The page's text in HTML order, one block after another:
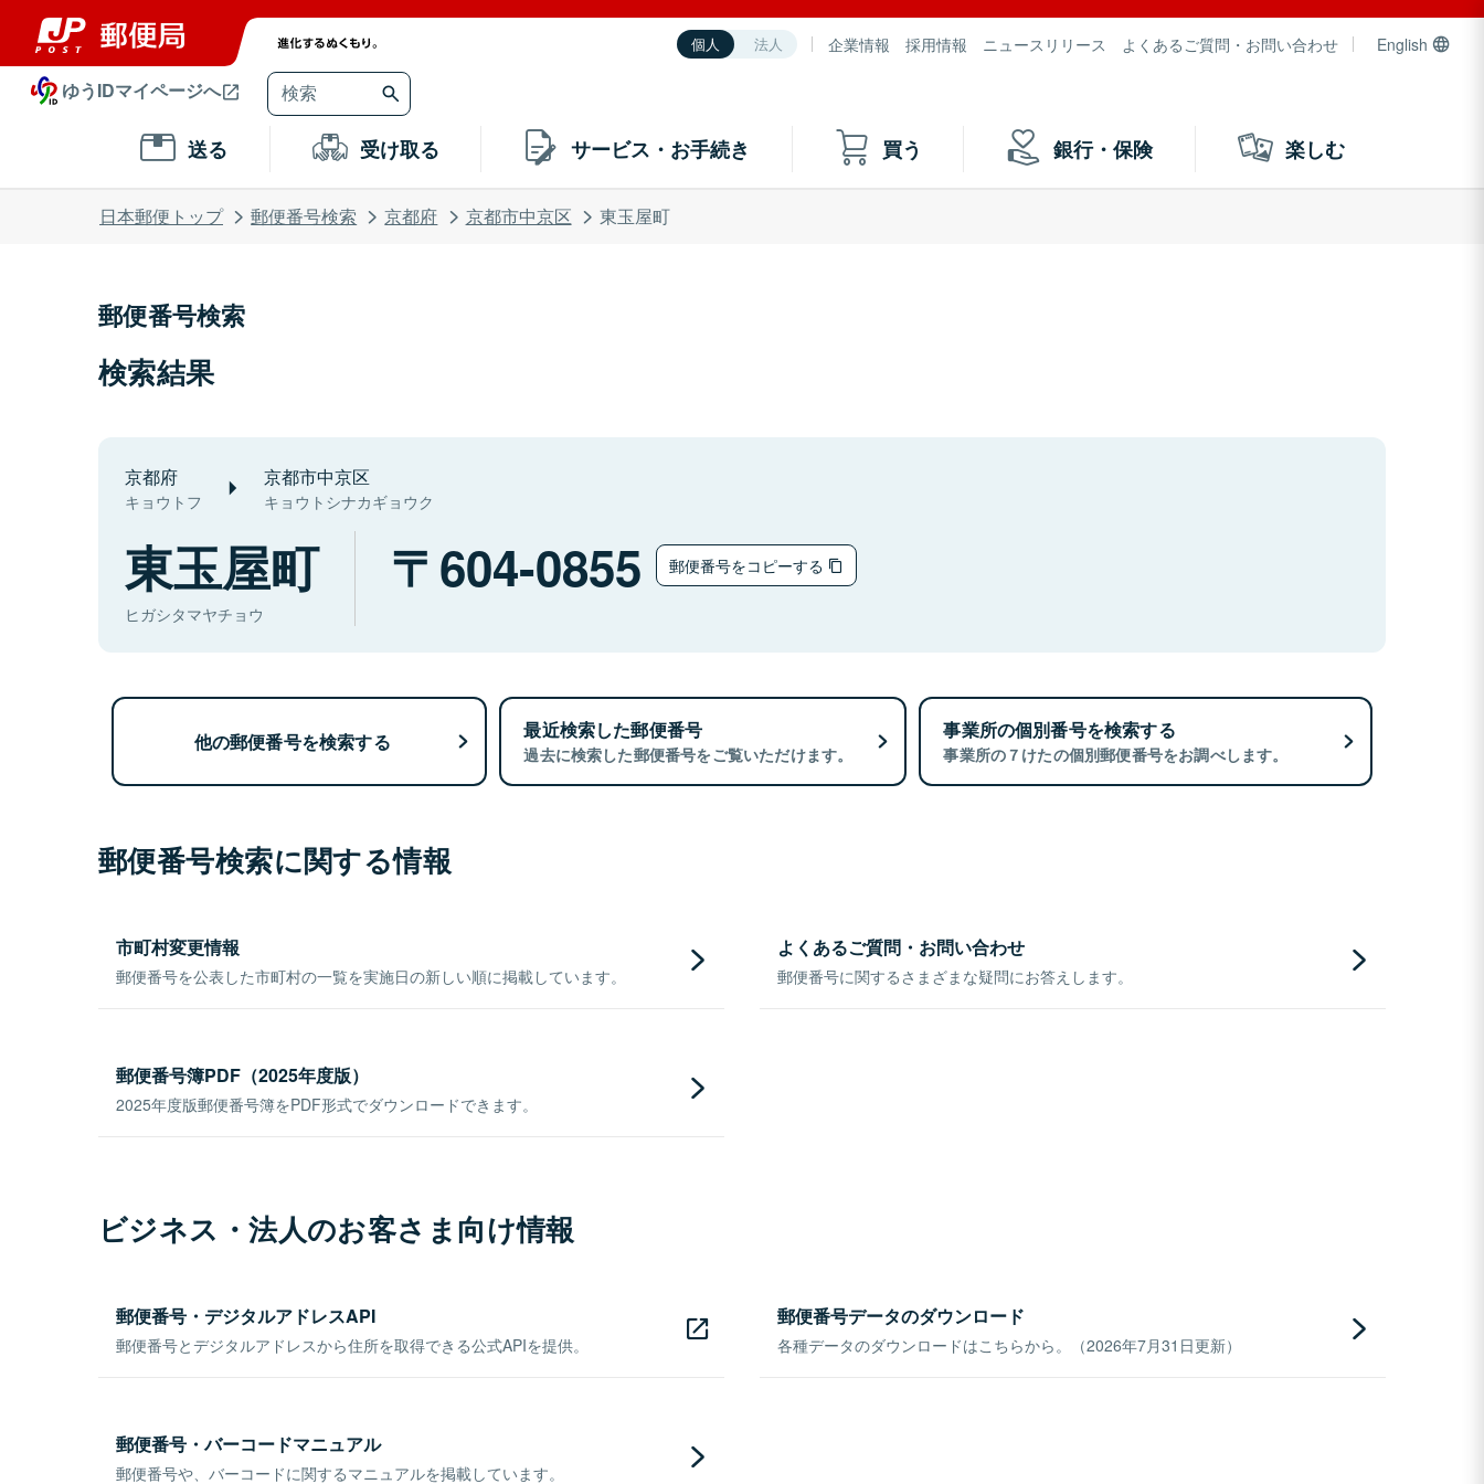
個人 法人 企業情報 採用情報 ニュースリリース よくあるご質問・お問い合わせ English
ゆうIDマイページへ
送る 受け取る サービス・お手続き 買う 銀行・保険 楽しむ
日本郵便トップ 郵便番号検索 京都府 京都市中京区 東玉屋町
郵便番号検索
検索結果
京都府
キョウトフ
京都市中京区
キョウトシナカギョウク
東玉屋町
ヒガシタマヤチョウ
604-0855 郵便番号をコピーする
他の郵便番号を検索する 最近検索した郵便番号
過去に検索した郵便番号をご覧いただけます。
事業所の個別番号を検索する
事業所の７けたの個別郵便番号をお調べします。
郵便番号検索に関する情報
市町村変更情報
郵便番号を公表した市町村の一覧を実施日の新しい順に掲載しています。
よくあるご質問・お問い合わせ
郵便番号に関するさまざまな疑問にお答えします。
郵便番号簿PDF（2025年度版）
2025年度版郵便番号簿をPDF形式でダウンロードできます。
ビジネス・法人のお客さま向け情報
郵便番号・デジタルアドレスAPI
郵便番号とデジタルアドレスから住所を取得できる公式APIを提供。
郵便番号データのダウンロード
各種データのダウンロードはこちらから。（2026年7月31日更新）
郵便番号・バーコードマニュアル
郵便番号や、バーコードに関するマニュアルを掲載しています。